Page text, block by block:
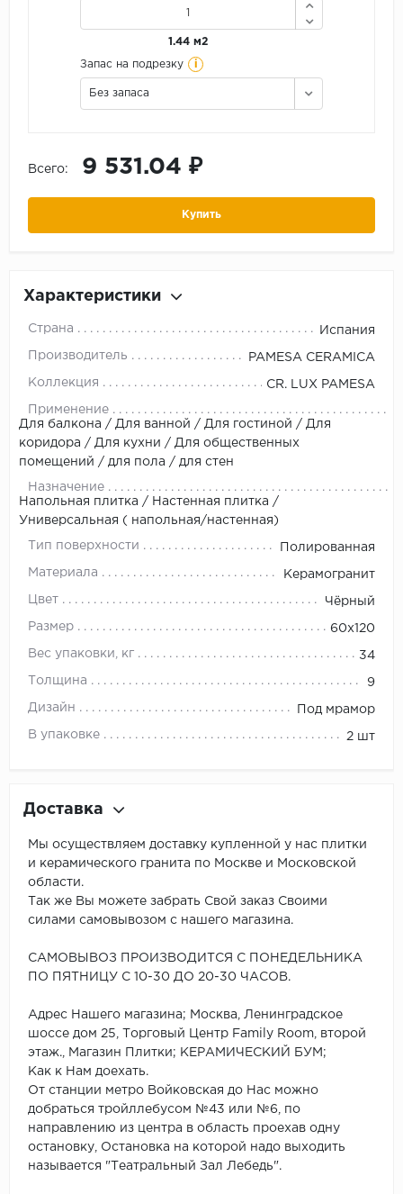
1.44 м2
Запас на подрезку i
Без запаса
Всего: 9 531.04 ₽
Купить
Характеристики
Страна Испания
Производитель PAMESA CERAMICA
Коллекция CR. LUX PAMESA
Применение
Для балкона / Для ванной / Для гостиной / Для
коридора / Для кухни / Для общественных
помещений / для пола / для стен
Назначение
Напольная плитка / Настенная плитка /
Универсальная ( напольная/настенная)
Тип поверхности Полированная
Материала Керамогранит
Цвет Чёрный
Размер 60x120
Вес упаковки, кг 34
Толщина 9
Дизайн Под мрамор
В упаковке 2 шт
Доставка
Мы осуществляем доставку купленной у нас плитки
и керамического гранита по Москве и Московской
области.
Так же Вы можете забрать Свой заказ Своими
силами самовывозом с нашего магазина.
САМОВЫВОЗ ПРОИЗВОДИТСЯ С ПОНЕДЕЛЬНИКА
ПО ПЯТНИЦУ С 10-30 ДО 20-30 ЧАСОВ.
Адрес Нашего магазина; Москва, Ленинградское
шоссе дом 25, Торговый Центр Family Room, второй
этаж., Магазин Плитки; КЕРАМИЧЕСКИЙ БУМ;
Как к Нам доехать.
От станции метро Войковская до Нас можно
добраться тройллебусом №43 или №6, по
направлению из центра в область проехав одну
остановку, Остановка на которой надо выходить
называется "Театральный Зал Лебедь".